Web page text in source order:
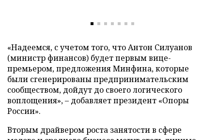
«Надеемся, с учетом того, что Антон Силуанов
(министр финансов) будет первым вице-
премьером, предложения Минфина, которые
были сгенерированы предпринимательским
сообществом, дойдут до своего логического
воплощения», – добавляет президент «Опоры
России».
Вторым драйвером роста занятости в сфере